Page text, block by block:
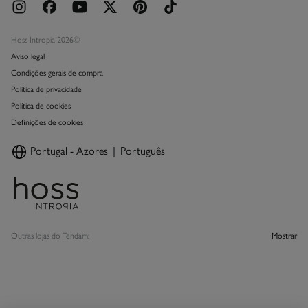
Hoss Intropia 2026©
Aviso legal
Condições gerais de compra
Política de privacidade
Política de cookies
Definições de cookies
Portugal - Azores Português
Outras lojas do Tendam: Mostrar